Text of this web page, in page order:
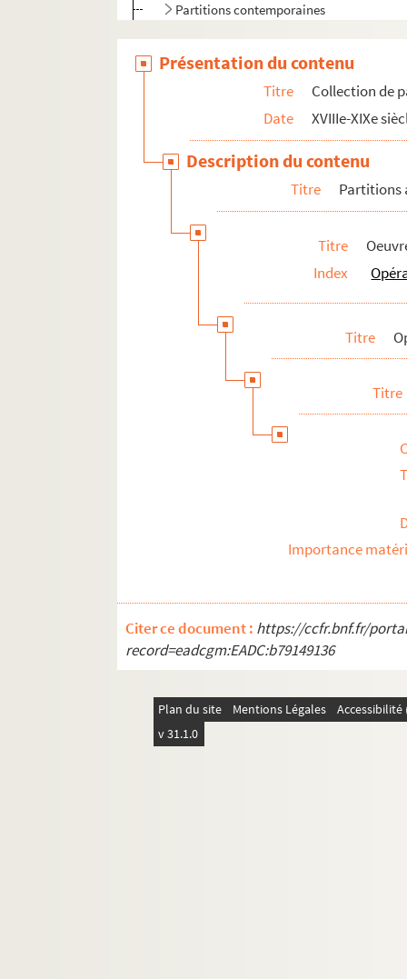
Partitions contemporaines
Compositions de Jules Laffont
Compositions Noël Laffont
Présentation du contenu
Titre
Collection de
Date
XVIIIe-XIXe
Description du contenu
Titre Partitions
Titre
Index
Titre
Titre
Importance
Citer ce document : https://ccfr.bnf.fr/
record=eadcgm:EADC:b79149136
Plan du site Mentions Légales
v 31.1.0